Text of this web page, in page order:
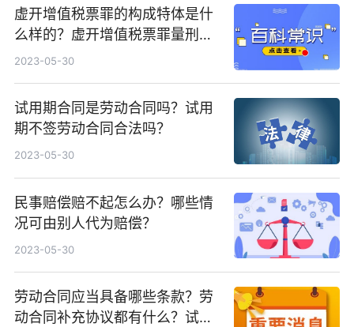
虚开增值税票罪的构成特体是什
么样的？虚开增值税票罪量刑标
准是什么样的？
2023-05-30
试用期合同是劳动合同吗？试用
期不签劳动合同合法吗？
2023-05-30
民事赔偿赔不起怎么办？哪些情
况可由别人代为赔偿？
2023-05-30
劳动合同应当具备哪些条款？劳
动合同补充协议都有什么？试用